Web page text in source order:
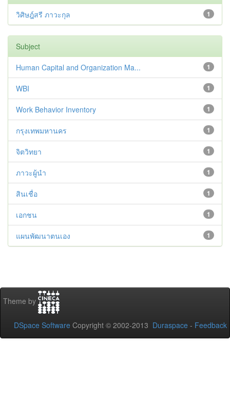
1
วิศิษฎ์สรี ภาวะกุล
Subject
1
Human Capital and Organization Ma...
1
WBI
1
Work Behavior Inventory
1
กรุงเทพมหานคร
1
จิตวิทยา
1
ภาวะผู้นำ
1
สินเชื่อ
1
เอกชน
1
แผนพัฒนาตนเอง
Theme by
DSpace Software Copyright © 2002-2013 Duraspace - Feedback